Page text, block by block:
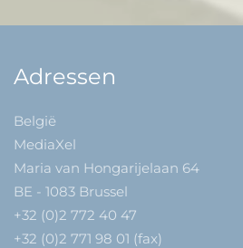
Adressen
België
MediaXel
Maria van Hongarijelaan 64
BE - 1083 Brussel
+32 (0)2 772 40 47
+32 (0)2 771 98 01 (fax)